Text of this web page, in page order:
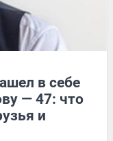
в себе
— 47: что
и